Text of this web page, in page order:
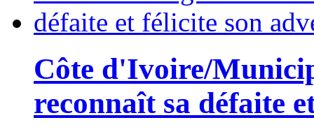
Côte d'Ivoire/
reconnaît sa défaite